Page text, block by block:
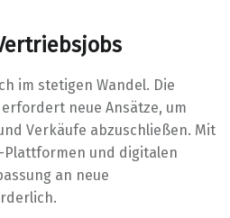
im stetigen Wandel. Die
neue Ansätze, um
Verkäufe abzuschließen. Mit
Plattformen und digitalen
an neue